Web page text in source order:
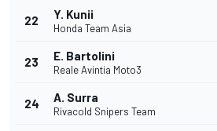
22 Y. Kunii
Honda Team Asia
23 E. Bartolini
Reale Avintia Moto3
24 A. Surra
Rivacold Snipers Team